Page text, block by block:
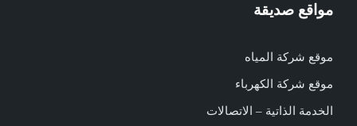
مواقع صديقة
موقع شركة المياه
موقع شركة الكهرباء
الخدمة الذاتية – الاتصالات